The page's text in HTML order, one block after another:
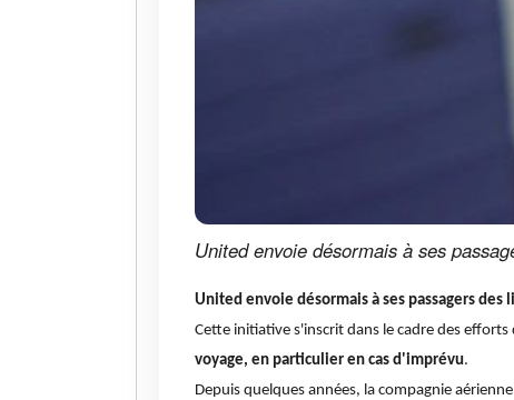
United envoie désormais à ses
United envoie désormais à ses passagers des
Cette initiative s'inscrit dans le cadre des
voyage, en particulier en cas d'imprévu.
Depuis quelques années, la compagnie